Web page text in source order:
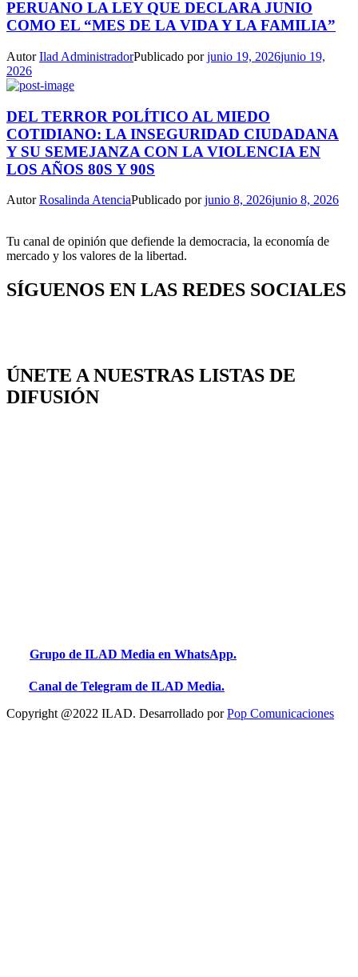
PERUANO LA LEY QUE DECLARA JUNIO
COMO EL “MES DE LA VIDA Y LA FAMILIA”
AutorIlad AdministradorPublicado porjunio 19, 2026junio 19,
2026
DEL TERROR POLÍTICO AL MIEDO
COTIDIANO: LA INSEGURIDAD CIUDADANA
Y SU SEMEJANZA CON LA VIOLENCIA EN
LOS AÑOS 80S Y 90S
AutorRosalinda AtenciaPublicado porjunio 8, 2026junio 8, 2026
Tu canal de opinión que defiende la democracia, la economía de
mercado y los valores de la libertad.
SÍGUENOS EN LAS REDES SOCIALES
ÚNETE A NUESTRAS LISTAS DE
DIFUSIÓN
Grupo de ILAD Media en WhatsApp.
Canal de Telegram de ILAD Media.
Copyright @2022 ILAD. Desarrollado porPop Comunicaciones